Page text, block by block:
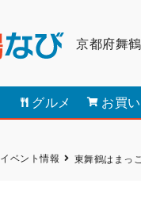
京都府舞
グルメ お買
イベント情報 東舞鶴はまっ